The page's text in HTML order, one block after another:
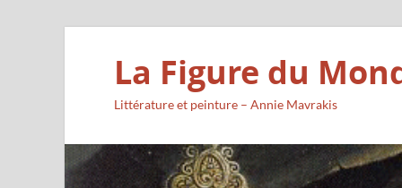
La Figure du
Littérature et peinture – Annie Mavrakis